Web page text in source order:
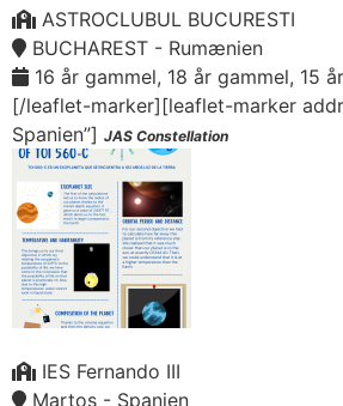
ASTROCLUBUL BUCURESTI
BUCHAREST - Rumænien
16 år gammel, 18 år gammel, 15
[/leaflet-marker][leaflet-marker
Spanien”] JAS Constellation
IES Fernando III
Martos - Spanien